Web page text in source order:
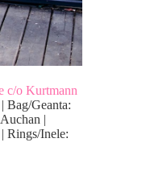
c/o Kurtmann
Bag/Geanta:
|
Rings/Inele: